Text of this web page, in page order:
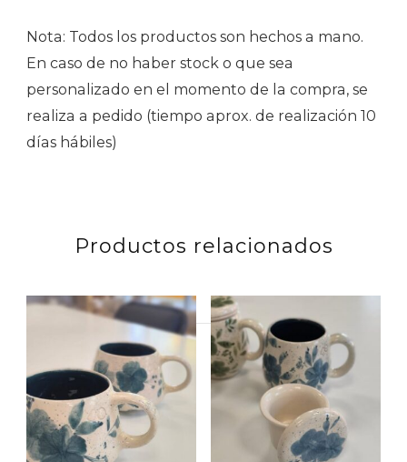
Nota: Todos los productos son hechos a mano.
En caso de no haber stock o que sea
personalizado en el momento de la compra, se
realiza a pedido (tiempo aprox. de realización 10
días hábiles)
Productos relacionados
Buscar
por: